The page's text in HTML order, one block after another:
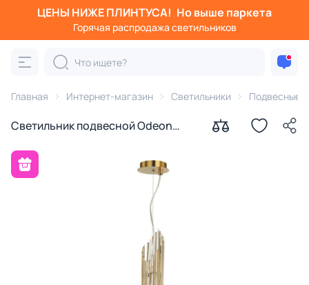
ЦЕНЫ НИЖЕ ПЛИНТУСА! Но выше паркета
Горячая распродажа светильников
Главная Интернет-магазин Светильники Подвесные
Светильник подвесной Odeon